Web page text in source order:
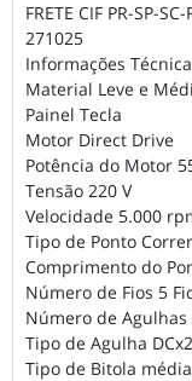
FRETE CIF PR-SP-
271025
Informações
Material Leve e
Painel Tecla
Motor Direct Drive
Potência do Motor
Tensão 220 V
Velocidade 5.000
Tipo de Ponto
Comprimento do
Número de Fios 5
Número de Agulhas
Tipo de Agulha
Tipo de Bitola média